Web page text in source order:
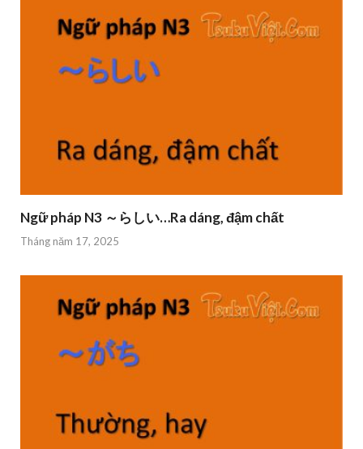
Ngữ pháp N3 ～らしい…Ra dáng, đậm chất
Tháng năm 17, 2025